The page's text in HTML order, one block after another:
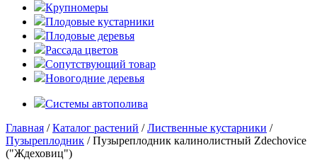
Крупномеры
Плодовые кустарники
Плодовые деревья
Рассада цветов
Сопутствующий товар
Новогодние деревья
Системы автополива
Главная /Каталог растений /Лиственные кустарники /
Пузыреплодник / Пузыреплодник калинолистный Zdechovice
("Ждеховиц")